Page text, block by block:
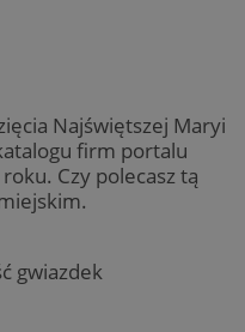
Najświętszej Maryi
firm portalu
Czy polecasz tą
gwiazdek